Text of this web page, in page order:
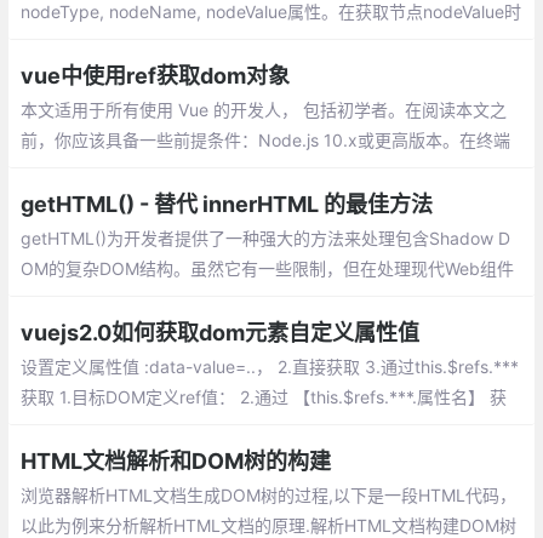
nodeType, nodeName, nodeValue属性。在获取节点nodeValue时
的内容。
vue中使用ref获取dom对象
本文适用于所有使用 Vue 的开发人， 包括初学者。在阅读本文之
前，你应该具备一些前提条件：Node.js 10.x或更高版本。在终端
本;代码编辑器；我强烈推荐 Visual Studio Code
getHTML() - 替代 innerHTML 的最佳方法
getHTML()为开发者提供了一种强大的方法来处理包含Shadow D
OM的复杂DOM结构。虽然它有一些限制，但在处理现代Web组件
及，掌握getHTML()将成为前端开发者的重要技能。
vuejs2.0如何获取dom元素自定义属性值
设置定义属性值 :data-value=..， 2.直接获取 3.通过this.$refs.***
获取 1.目标DOM定义ref值： 2.通过 【this.$refs.***.属性名】 获
HTML文档解析和DOM树的构建
浏览器解析HTML文档生成DOM树的过程,以下是一段HTML代码，
以此为例来分析解析HTML文档的原理.解析HTML文档构建DOM树